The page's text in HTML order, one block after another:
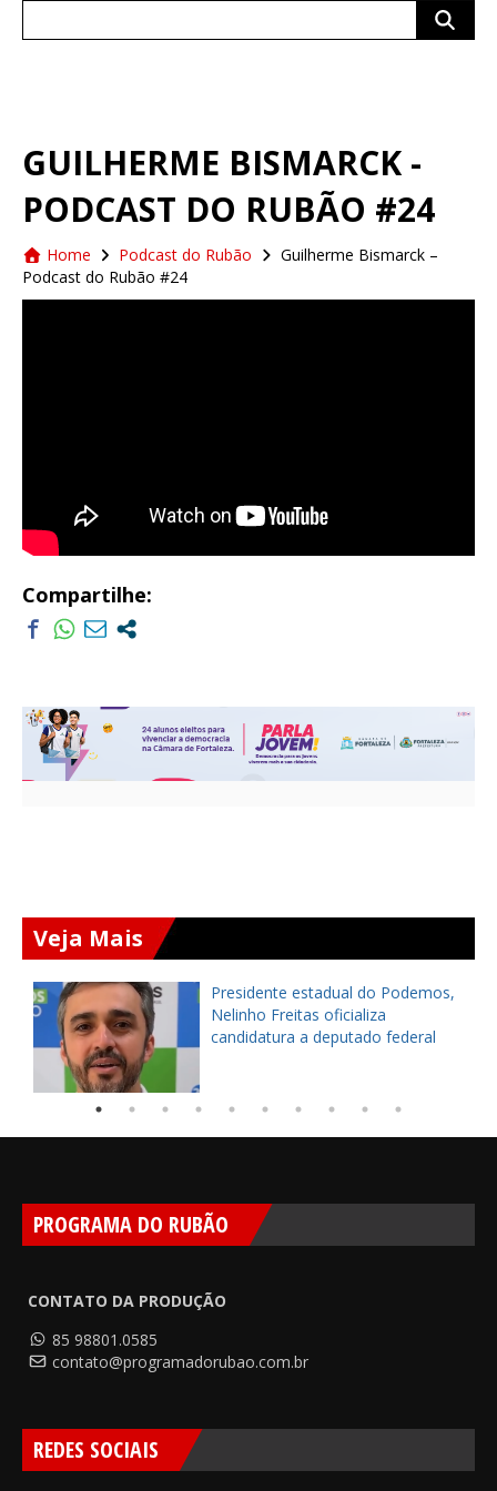
GUILHERME BISMARCK -
PODCAST DO RUBÃO #24
Home Podcast do Rubão
Guilherme Bismarck –
Podcast do Rubão #24
Compartilhe:
Veja Mais
Presidente estadual do Podemos,
Nelinho Freitas oficializa
candidatura a deputado federal
PROGRAMA DO RUBÃO
CONTATO DA PRODUÇÃO
85 98801.0585
contato@programadorubao.com.br
REDES SOCIAIS